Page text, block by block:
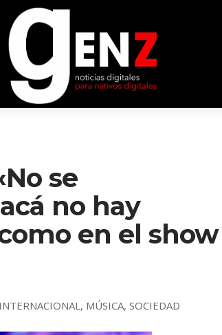
se
no hay
en el show
INTERNACIONAL , MÚSICA,SOCIEDAD